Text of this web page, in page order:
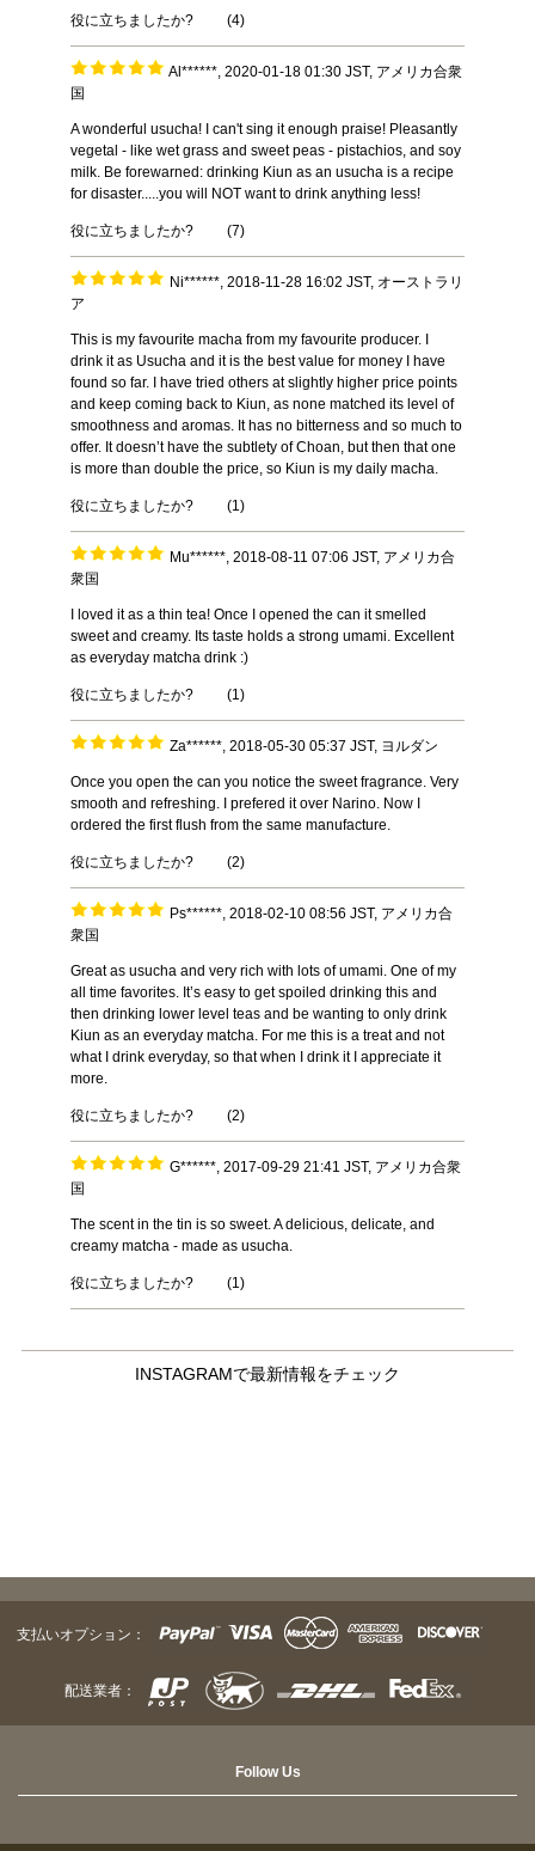
役に立ちましたか? (4)
Al******, 2020-01-18 01:30 JST, アメリカ合衆
国
A wonderful usucha! I can't sing it enough praise! Pleasantly
vegetal - like wet grass and sweet peas - pistachios, and soy
milk. Be forewarned: drinking Kiun as an usucha is a recipe
for disaster.....you will NOT want to drink anything less!
役に立ちましたか? (7)
Ni******, 2018-11-28 16:02 JST, オーストラリ
ア
This is my favourite macha from my favourite producer. I
drink it as Usucha and it is the best value for money I have
found so far. I have tried others at slightly higher price points
and keep coming back to Kiun, as none matched its level of
smoothness and aromas. It has no bitterness and so much to
offer. It doesn’t have the subtlety of Choan, but then that one
is more than double the price, so Kiun is my daily macha.
役に立ちましたか? (1)
Mu******, 2018-08-11 07:06 JST, アメリカ合
衆国
I loved it as a thin tea! Once I opened the can it smelled
sweet and creamy. Its taste holds a strong umami. Excellent
as everyday matcha drink :)
役に立ちましたか? (1)
Za******, 2018-05-30 05:37 JST, ヨルダン
Once you open the can you notice the sweet fragrance. Very
smooth and refreshing. I prefered it over Narino. Now I
ordered the first flush from the same manufacture.
役に立ちましたか? (2)
Ps******, 2018-02-10 08:56 JST, アメリカ合
衆国
Great as usucha and very rich with lots of umami. One of my
all time favorites. It’s easy to get spoiled drinking this and
then drinking lower level teas and be wanting to only drink
Kiun as an everyday matcha. For me this is a treat and not
what I drink everyday, so that when I drink it I appreciate it
more.
役に立ちましたか? (2)
G******, 2017-09-29 21:41 JST, アメリカ合衆
国
The scent in the tin is so sweet. A delicious, delicate, and
creamy matcha - made as usucha.
役に立ちましたか? (1)
INSTAGRAMで最新情報をチェック
支払いオプション：
配送業者：
Follow Us